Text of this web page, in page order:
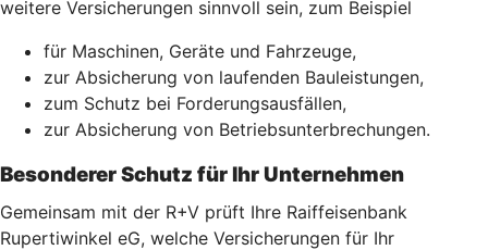
weitere Versicherungen sinnvoll sein, zum Beispiel
für Maschinen, Geräte und Fahrzeuge,
zur Absicherung von laufenden Bauleistungen,
zum Schutz bei Forderungsausfällen,
zur Absicherung von Betriebsunterbrechungen.
Besonderer Schutz für Ihr Unternehmen
Gemeinsam mit der R+V prüft Ihre Raiffeisenbank
Rupertiwinkel eG, welche Versicherungen für Ihr